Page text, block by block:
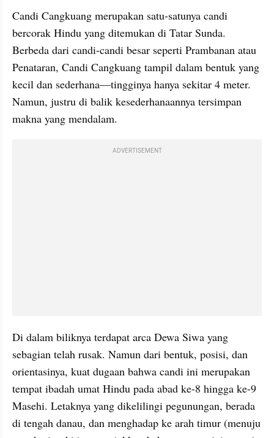
Candi Cangkuang merupakan satu-satunya candi
bercorak Hindu yang ditemukan di Tatar Sunda.
Berbeda dari candi-candi besar seperti Prambanan atau
Penataran, Candi Cangkuang tampil dalam bentuk yang
kecil dan sederhana—tingginya hanya sekitar 4 meter.
Namun, justru di balik kesederhanaannya tersimpan
makna yang mendalam.
ADVERTISEMENT
Di dalam biliknya terdapat arca Dewa Siwa yang
sebagian telah rusak. Namun dari bentuk, posisi, dan
orientasinya, kuat dugaan bahwa candi ini merupakan
tempat ibadah umat Hindu pada abad ke-8 hingga ke-9
Masehi. Letaknya yang dikelilingi pegunungan, berada
di tengah danau, dan menghadap ke arah timur (menuju